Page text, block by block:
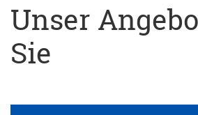
Unser
Sie